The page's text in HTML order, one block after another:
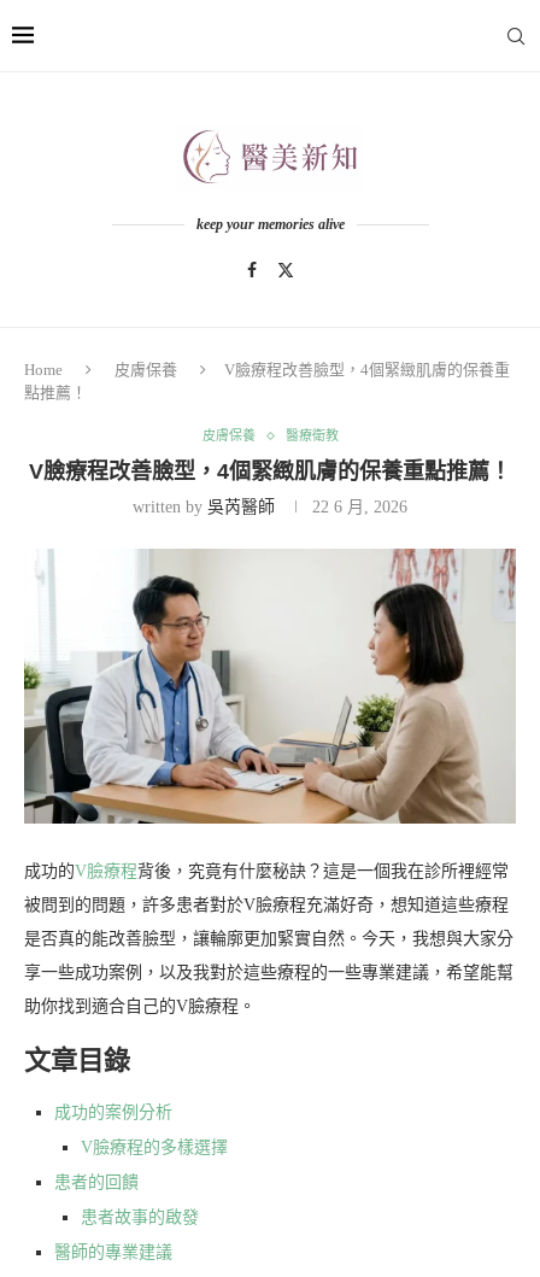
keep your memories alive
Home 皮膚保養
V臉療程改善臉型，4個緊緻肌膚的保養重
點推薦！
皮膚保養 醫療衛教
V臉療程改善臉型，4個緊緻肌膚的保養重點推薦！
written by 吳芮醫師 22 6 月, 2026
成功的V臉療程背後，究竟有什麼秘訣？這是一個我在診所裡經常
被問到的問題，許多患者對於V臉療程充滿好奇，想知道這些療程
是否真的能改善臉型，讓輪廓更加緊實自然。今天，我想與大家分
享一些成功案例，以及我對於這些療程的一些專業建議，希望能幫
助你找到適合自己的V臉療程。
文章目錄
成功的案例分析
V臉療程的多樣選擇
患者的回饋
患者故事的啟發
醫師的專業建議